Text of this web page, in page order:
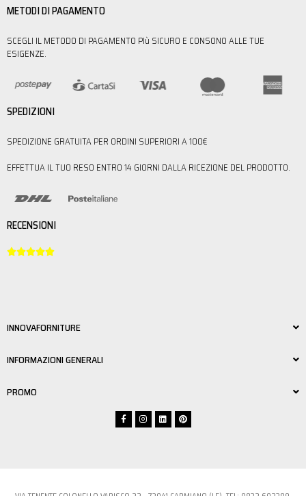
METODI DI PAGAMENTO
SCEGLI IL METODO DI PAGAMENTO PIù SICURO E CONSONO ALLE TUE
ESIGENZE.
SPEDIZIONI
SPEDIZIONE GRATUITA PER ORDINI SUPERIORI A 100€
EFFETTUA IL TUO RESO ENTRO 14 GIORNI DALLA RICEZIONE DEL PRODOTTO.
RECENSIONI

INNOVAFORNITURE
INFORMAZIONI GENERALI
PROMO